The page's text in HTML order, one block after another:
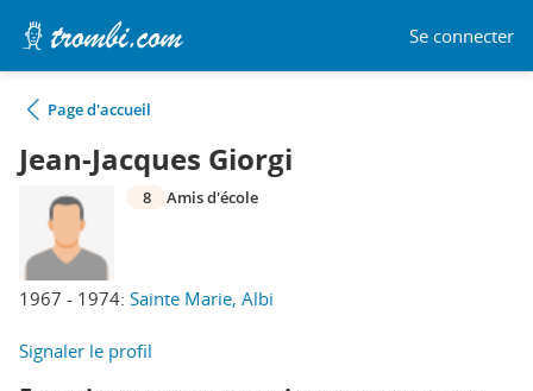
Se connecter
Page d'accueil
Jean-Jacques Giorgi
1967 - 1974: Sainte Marie, Albi
8 Amis d'école
Signaler le profil